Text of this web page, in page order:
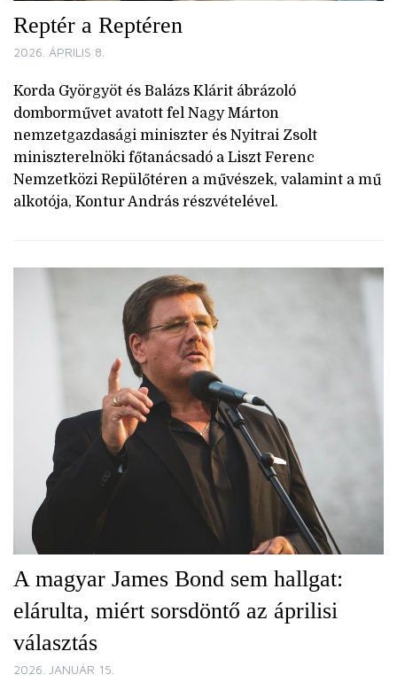
Reptér a Reptéren
2026. ÁPRILIS 8.
Korda Györgyöt és Balázs Klárit ábrázoló
domborművet avatott fel Nagy Márton
nemzetgazdasági miniszter és Nyitrai Zsolt
miniszterelnöki főtanácsadó a Liszt Ferenc
Nemzetközi Repülőtéren a művészek, valamint a mű
alkotója, Kontur András részvételével.
A magyar James Bond sem hallgat:
elárulta, miért sorsdöntő az áprilisi
választás
2026. JANUÁR 15.